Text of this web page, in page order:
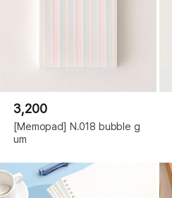
3,200
[Memopad] N.018 bubble g
um